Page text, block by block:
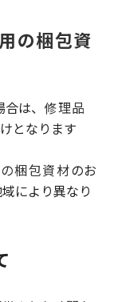
の梱包資
は、 修理品
となります
梱包資材のお
により異なり